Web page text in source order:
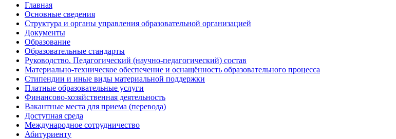
Главная
Основные сведения
Структура и органы управления образовательной организацией
Документы
Образование
Образовательные стандарты
Руководство. Педагогический (научно-педагогический) состав
Материально-техническое обеспечение и оснащённость образовательного процесса
Стипендии и иные виды материальной поддержки
Платные образовательные услуги
Финансово-хозяйственная деятельность
Вакантные места для приема (перевода)
Доступная среда
Международное сотрудничество
Абитуриенту